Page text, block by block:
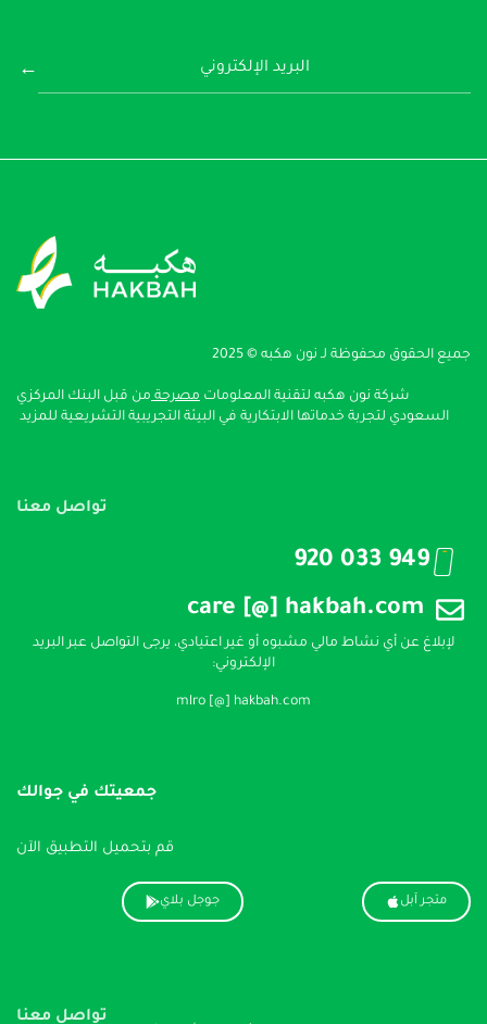
←
جميع الحقوق محفوظة لـ نون هكبه © 2025
شركة نون هكبه لتقنية المعلومات مصرحةمن قبل البنك المركزي
السعودي لتجربة خدماتها الابتكارية في البيئة التجريبية التشريعية للمزيد
تواصل معنا
920 033 949
care [@] hakbah.com
لإبلاغ عن أي نشاط مالي مشبوه أو غير اعتيادي، يرجى التواصل عبر البريد
الإلكتروني:
mlro [@] hakbah.com
جمعيتك في جوالك
قم بتحميل التطبيق الآن
متجر آبل جوجل بلاي
تواصل معنا